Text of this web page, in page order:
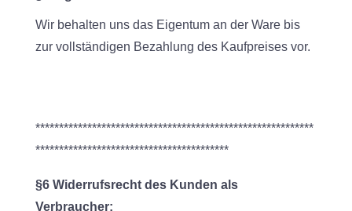
Wir behalten uns das Eigentum an der Ware bis
zur vollständigen Bezahlung des Kaufpreises vor.
***********************************************************
*****************************************
§6 Widerrufsrecht des Kunden als
Verbraucher: